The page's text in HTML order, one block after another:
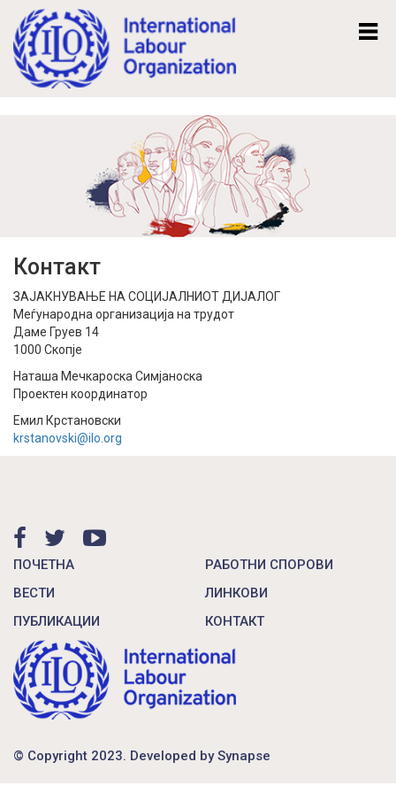
Контакт
ЗАЈАКНУВАЊЕ НА СОЦИЈАЛНИОТ ДИЈАЛОГ
Меѓународна организација на трудот
Даме Груев 14
1000 Скопје
Наташа Мечкароска Симјаноска
Проектен координатор
Емил Крстановски
krstanovski@ilo.org
ПОЧЕТНА
ВЕСТИ
ПУБЛИКАЦИИ
РАБОТНИ СПОРОВИ
ЛИНКОВИ
КОНТАКТ
© Copyright 2023. Developed bySynapse